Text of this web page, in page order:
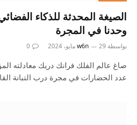
الصيغة المحدثة للذكاء
وحدنا في المجرة
بواسطة w6n 29 مايو، 2024 0
عدد الحضارات في مجرة ​​درب التبانة